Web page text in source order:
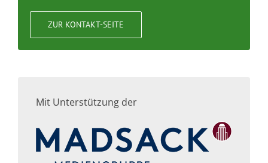
ZUR KONTAKT-SEITE
Mit Unterstützung der